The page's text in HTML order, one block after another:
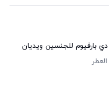
دي بارفيوم للجنسين ويديان